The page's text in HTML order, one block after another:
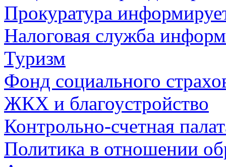
Прокуратура
Налоговая служба
Туризм
Фонд социального
ЖКХ и благоустройство
Контрольно-счетная
Политика в отношении